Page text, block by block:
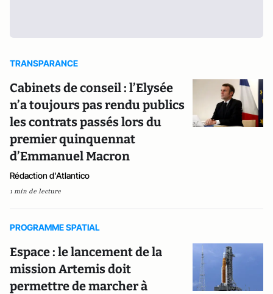
TRANSPARANCE
Cabinets de conseil : l’Elysée
n’a toujours pas rendu publics
les contrats passés lors du
premier quinquennat
d’Emmanuel Macron
Rédaction d'Atlantico
1 min de lecture
PROGRAMME SPATIAL
Espace : le lancement de la
mission Artemis doit
permettre de marcher à